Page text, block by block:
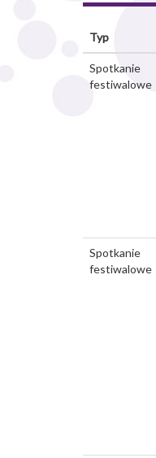
Typ
Spotkanie
festiwalowe
Spotkanie
festiwalowe